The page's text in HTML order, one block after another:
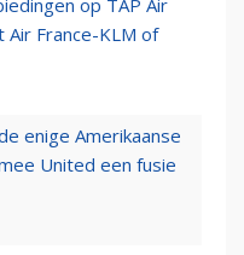
op TAP Air
France-KLM of
enige Amerikaanse
United een fusie